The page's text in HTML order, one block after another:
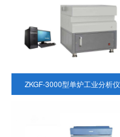
ZKGF-3000型单炉工业分析仪